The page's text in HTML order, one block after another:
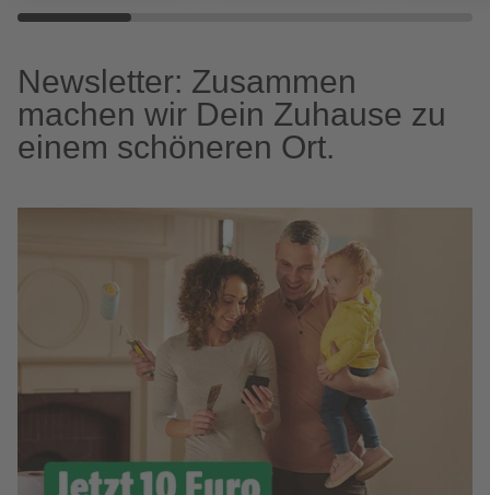
Newsletter: Zusammen
machen wir Dein Zuhause zu
einem schöneren Ort.